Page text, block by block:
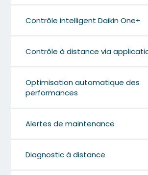
Contrôle intelligent Daikin One+
Contrôle à distance via
Optimisation automatique des
performances
Alertes de maintenance
Diagnostic à distance